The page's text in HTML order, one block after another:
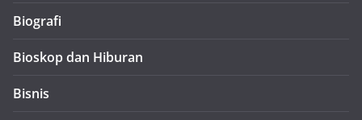
Biografi
Bioskop dan Hiburan
Bisnis